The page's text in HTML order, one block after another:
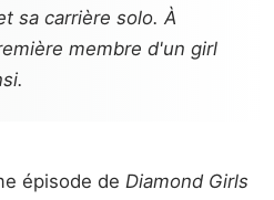
sa carrière solo. À
membre d'un girl
épisode de Diamond Girls